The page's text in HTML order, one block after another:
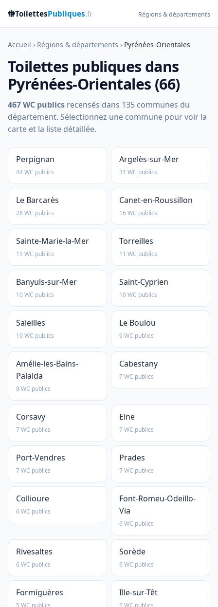
🚻ToilettesPubliques.fr Régions & départements
Accueil › Régions & départements › Pyrénées-Orientales
Toilettes publiques dans
Pyrénées-Orientales (66)
467 WC publics recensés dans 135 communes du
département. Sélectionnez une commune pour voir la
carte et la liste détaillée.
Perpignan
44 WC publics
Argelès-sur-Mer
31 WC publics
Le Barcarès
28 WC publics
Canet-en-Roussillon
16 WC publics
Sainte-Marie-la-Mer
15 WC publics
Torreilles
11 WC publics
Banyuls-sur-Mer
10 WC publics
Saint-Cyprien
10 WC publics
Saleilles
10 WC publics
Le Boulou
9 WC publics
Amélie-les-Bains-
Palalda
8 WC publics
Cabestany
7 WC publics
Corsavy
7 WC publics
Elne
7 WC publics
Port-Vendres
7 WC publics
Prades
7 WC publics
Collioure
6 WC publics
Font-Romeu-Odeillo-
Via
6 WC publics
Rivesaltes
6 WC publics
Sorède
6 WC publics
Formiguères
5 WC publics
Ille-sur-Têt
5 WC publics